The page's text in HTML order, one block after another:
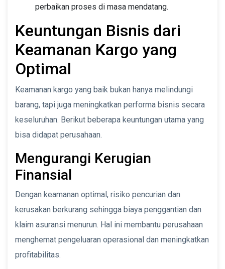
perbaikan proses di masa mendatang.
Keuntungan Bisnis dari
Keamanan Kargo yang
Optimal
Keamanan kargo yang baik bukan hanya melindungi
barang, tapi juga meningkatkan performa bisnis secara
keseluruhan. Berikut beberapa keuntungan utama yang
bisa didapat perusahaan.
Mengurangi Kerugian
Finansial
Dengan keamanan optimal, risiko pencurian dan
kerusakan berkurang sehingga biaya penggantian dan
klaim asuransi menurun. Hal ini membantu perusahaan
menghemat pengeluaran operasional dan meningkatkan
profitabilitas.